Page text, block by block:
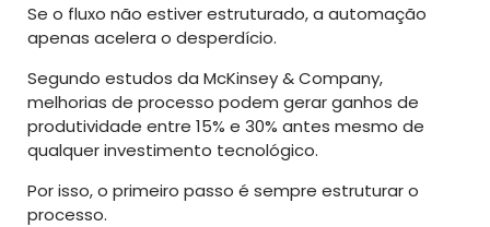
Se o fluxo não estiver estruturado, a automação
apenas acelera o desperdício.
Segundo estudos da McKinsey & Company,
melhorias de processo podem gerar ganhos de
produtividade entre 15% e 30% antes mesmo de
qualquer investimento tecnológico.
Por isso, o primeiro passo é sempre estruturar o
processo.